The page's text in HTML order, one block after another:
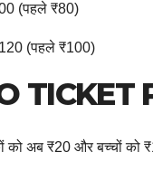
(पहले ₹80)
(पहले ₹100)
TICKET
को अब ₹20 और बच्चों को